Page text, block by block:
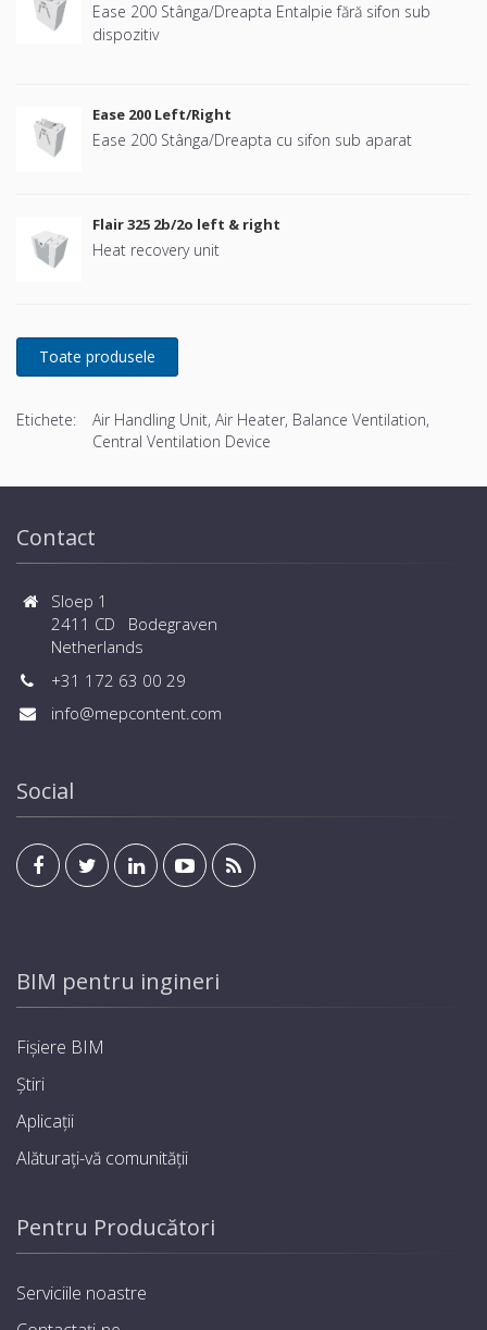
Ease 200 Stânga/Dreapta Entalpie fără sifon sub
dispozitiv
Ease 200 Left/Right
Ease 200 Stânga/Dreapta cu sifon sub aparat
Flair 325 2b/2o left & right
Heat recovery unit
Etichete:
Air Handling Unit, Air Heater, Balance Ventilation,
Central Ventilation Device
Contact
Sloep 1
2411 CD Bodegraven
Netherlands
+31 172 63 00 29
info@mepcontent.com
Social
BIM pentru ingineri
Fișiere BIM
Știri
Aplicații
Alăturați-vă comunității
Pentru Producători
Serviciile noastre